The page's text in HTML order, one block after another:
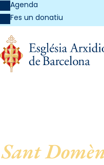
Agenda
Fes un donatiu
Sant